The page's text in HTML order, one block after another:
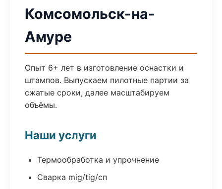
Комсомольск-на-
Амуре
Опыт 6+ лет в изготовление оснастки и
штампов. Выпускаем пилотные партии за
сжатые сроки, далее масштабируем
объёмы.
Наши услуги
Термообработка и упрочнение
Сварка mig/tig/сп